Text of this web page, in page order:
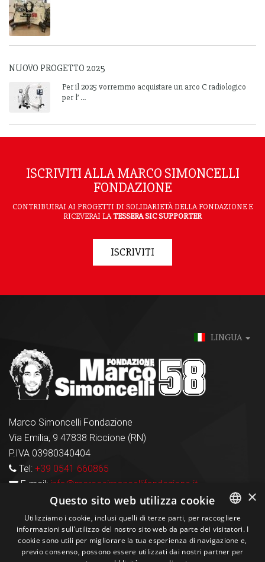
NUOVO PROGETTO 2025
Per il 2025 vorremmo acquistare un arco C radiologico
per l’ ...
ISCRIVITI ALLA MARCO SIMONCELLI
FONDAZIONE
CONTRIBUIRAI AI PROGETTI DI SOLIDARIETÀ DELLA FONDAZIONE E
RICEVERAI LATESSERA SIC SUPPORTER
ISCRIVITI
LINGUA
Marco Simoncelli Fondazione
Via Emilia, 9 47838 Riccione (RN)
P.IVA 03980340404
Tel: +39 0541 660865
E-mail: info@marcosimoncellifondazione.it
Carte Accettate
ITALIAN
ENGLISH
×
Questo sito web utilizza cookie
Utilizziamo i cookie, inclusi quelli di terze parti, per raccogliere
informazioni sull’utilizzo del nostro sito web da parte dei visitatori. I
cookie sono utili per migliorare la tua esperienza di navigazione e,
previo consenso, possono essere utilizzati dai nostri partner per